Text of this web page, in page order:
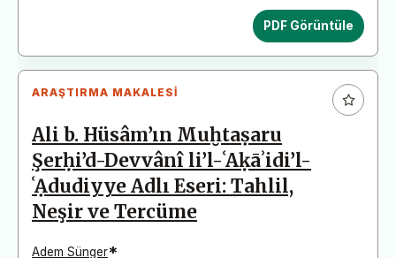
PDF Görüntüle
ARAŞTIRMA MAKALESI
Ali b. Hüsâm’ın Muḫtaṣaru
Şerḥi’d-Devvânî li’l-ʿAḳāʾidi’l-
ʿẠdudiyye Adlı Eseri: Tahlil,
Neşir ve Tercüme
Adem Sünger*